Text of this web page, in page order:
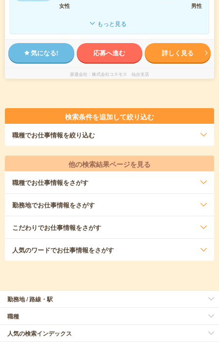
女性
男性
もっと見る
気になる! 応募へ進む 詳しく見る
派遣会社 株式会社コスモス 仙台支店
検索条件を追加して絞り込む
職種でお仕事情報を絞り込む
他の検索結果ページを見る
職種でお仕事情報をさがす
勤務地でお仕事情報をさがす
こだわりでお仕事情報をさがす
人気のワードでお仕事情報をさがす
勤務地 / 路線・駅
職種
人気の検索インデックス